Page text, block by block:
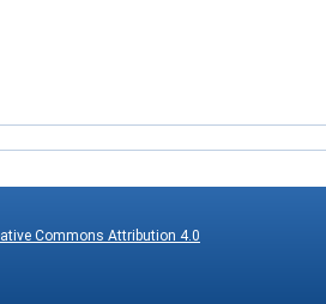
Commons Attribution 4.0